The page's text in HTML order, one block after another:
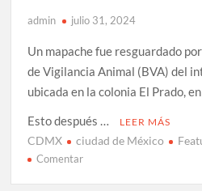
admin julio 31, 2024
Un mapache fue resguardado
de Vigilancia Animal (BVA) del
ubicada en la colonia El Prado,
Esto después …
LEER MÁS
CDMX ciudad de México
Comentaren